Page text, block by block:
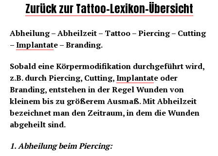
Zurück zur Tattoo-Lexikon-Übersicht
Abheilung – Abheilzeit – Tattoo – Piercing – Cutting
–Implantate – Branding.
Sobald eine Körpermodifikation durchgeführt wird,
z.B. durch Piercing, Cutting,Implantate oder
Branding, entstehen in der Regel Wunden von
kleinem bis zu größerem Ausmaß. Mit Abheilzeit
bezeichnet man den Zeitraum, in dem die Wunden
abgeheilt sind.
1. Abheilung beim Piercing: